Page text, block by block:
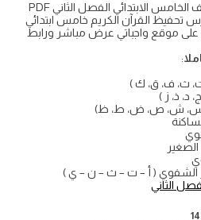
كتاب الطالب مادة التجويد الصف الخامس الابتدائي الفصل الثاني PDF
تحفيظ القرآن الكريم خامس ابتدائي
ف2 للعام الدراسي 1446 2024 على موقع واجباتي عرض مباشر ورابط
:
ت، ث، ف، ق، ك )
د، ذ، ز )
( س، ش، ص، ض، ط، ظ)
الشفوي ( أ – ت – ث – ن – ي )
الثاني